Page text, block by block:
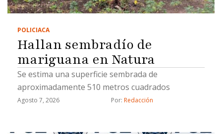
POLICIACA
Hallan sembradío de
mariguana en Natura
Se estima una superficie sembrada de
aproximadamente 510 metros cuadrados
Agosto 7, 2026 Por: Redacción